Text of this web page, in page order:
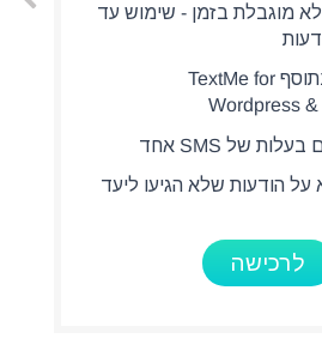
מוגבלת בזמן - שימוש עד
שימוש בתוסף TextMe for
Wordpress
על הודעות שלא הגיעו ליעד
לרכישה